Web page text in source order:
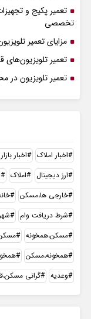
تعمیر پکیج و
تخصصی
مزایای تعمیر
تعمیر تلویزیون‌های
تعمیر تلویزیون در
اخبار املاک اخبار
ارز دیجیتال
املاک
خارجی ها،مسکن
شرط دریافت وام
مسکن،همخونه
مسکن
همخونه،مسکن
وعدیه
گرانی